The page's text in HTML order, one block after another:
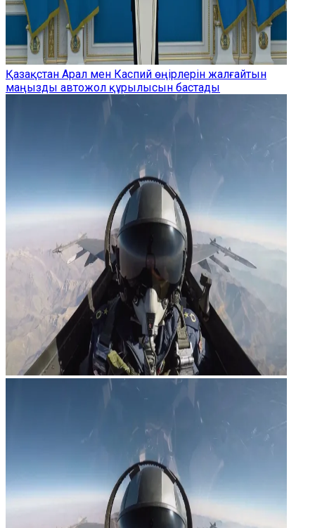
Қазақстан Арал мен Каспий өңірлерін жалғайтын
маңызды автожол құрылысын бастады